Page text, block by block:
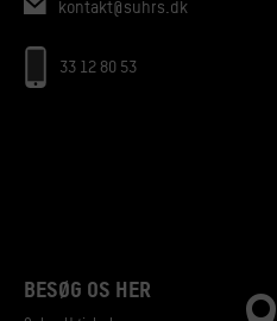
kontakt@suhrs.dk
33 12 80 53
BESØG OS HER